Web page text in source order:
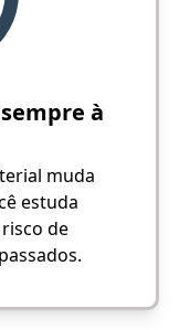
à
muda
estuda
de